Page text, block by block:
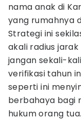
nama anak di
yang rumahnya
Strategi ini
akali radius jarak
jangan sekali-
verifikasi tahun
seperti ini
berbahaya bagi
hukum orang tua.